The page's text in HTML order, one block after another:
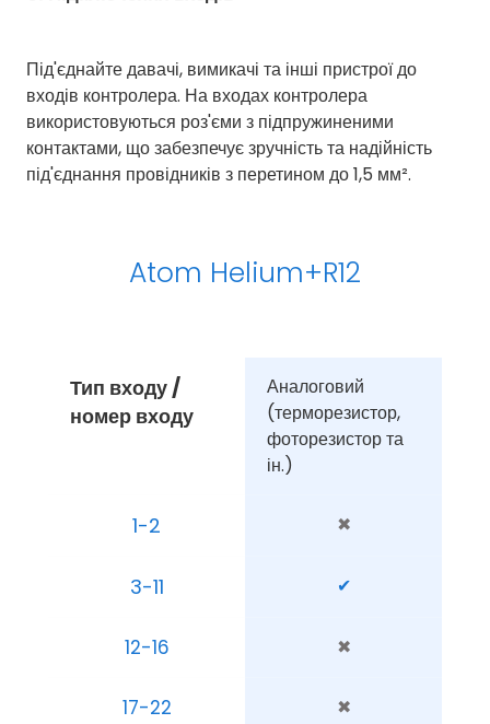
Під'єднайте давачі, вимикачі та інші пристрої до
входів контролера. На входах контролера
використовуються роз'єми з підпружиненими
контактами, що забезпечує зручність та надійність
під'єднання провідників з перетином до 1,5 мм².
Atom Helium+R12
Тип входу /
номер входу
Аналоговий
(терморезистор,
фоторезистор та
ін.)
1-2 ✖
3-11 ✔
12-16 ✖
17-22 ✖